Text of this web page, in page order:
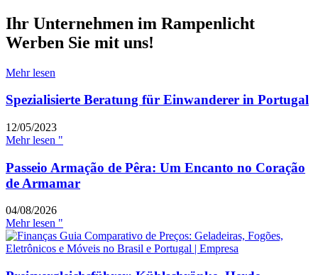
Ihr Unternehmen im Rampenlicht
Werben Sie mit uns!
Mehr lesen
Spezialisierte Beratung für Einwanderer in Portugal
12/05/2023
Mehr lesen "
Passeio Armação de Pêra: Um Encanto no Coração
de Armamar
04/08/2026
Mehr lesen "